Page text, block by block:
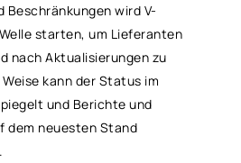
Beschränkungen wird V-
starten, um Lieferanten
nach Aktualisierungen zu
kann der Status im
und Berichte und
dem neuesten Stand